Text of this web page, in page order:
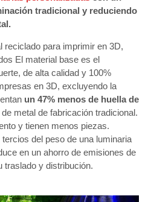
tradicional y reduciendo
reciclado para imprimir en 3D,
El material base es el
de alta calidad y 100%
en 3D, excluyendo la
un 47% menos de huella de
metal de fabricación tradicional.
y tienen menos piezas.
del peso de una luminaria
en un ahorro de emisiones de
traslado y distribución.